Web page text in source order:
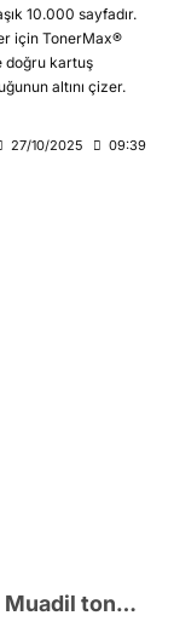
10.000 sayfadır.
için TonerMax®
doğru kartuş
altını çizer.
27/10/2025 09:39
Epson T9454XL Serisi Orjinal ve Muadil toner Rehberi